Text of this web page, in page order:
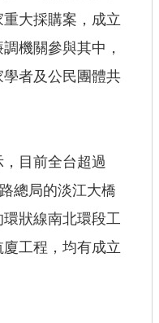
大採購案，成立
機關參與其中，
者及公民團體共
目前全台超過
總局的淡江大橋
狀線南北環段工
工程，均有成立